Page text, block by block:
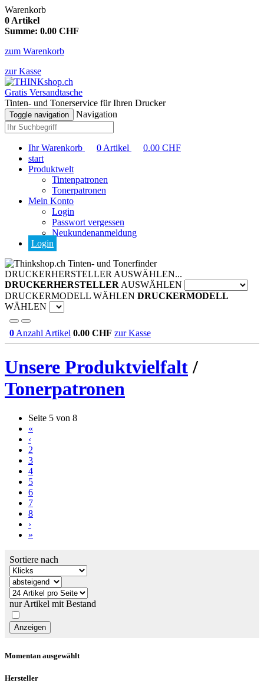
Warenkorb
0 Artikel
Summe: 0.00 CHF
zum Warenkorb
zur Kasse
Gratis Versandtasche
Tinten- und Tonerservice für Ihren Drucker
Toggle navigation Navigation
Ihr Warenkorb 0 Artikel 0.00 CHF
start
Produktwelt
Tintenpatronen
Tonerpatronen
Mein Konto
Login
Passwort vergessen
Neukundenanmeldung
Login
Tinten- und Tonerfinder
DRUCKERHERSTELLER AUSWÄHLEN...
DRUCKERHERSTELLER AUSWÄHLEN
DRUCKERMODELL WÄHLEN DRUCKERMODELL
WÄHLEN
0 Anzahl Artikel 0.00 CHF zur Kasse
Unsere Produktvielfalt/
Tonerpatronen
Seite 5 von 8
«
‹
2
3
4
5
6
7
8
›
»
Sortiere nach
nur Artikel mit Bestand
Momentan ausgewählt
Hersteller